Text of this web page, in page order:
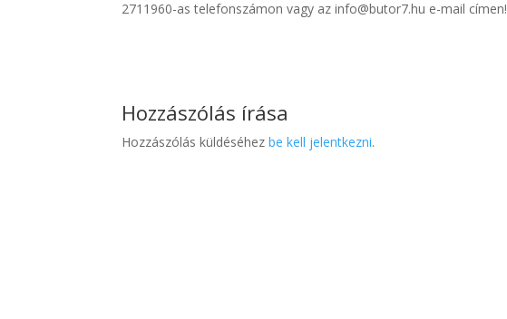
2711960-as telefonszámon vagy az info@butor7.hu e-mail címen!
Hozzászólás írása
Hozzászólás küldéséhezbe kell jelentkezni.